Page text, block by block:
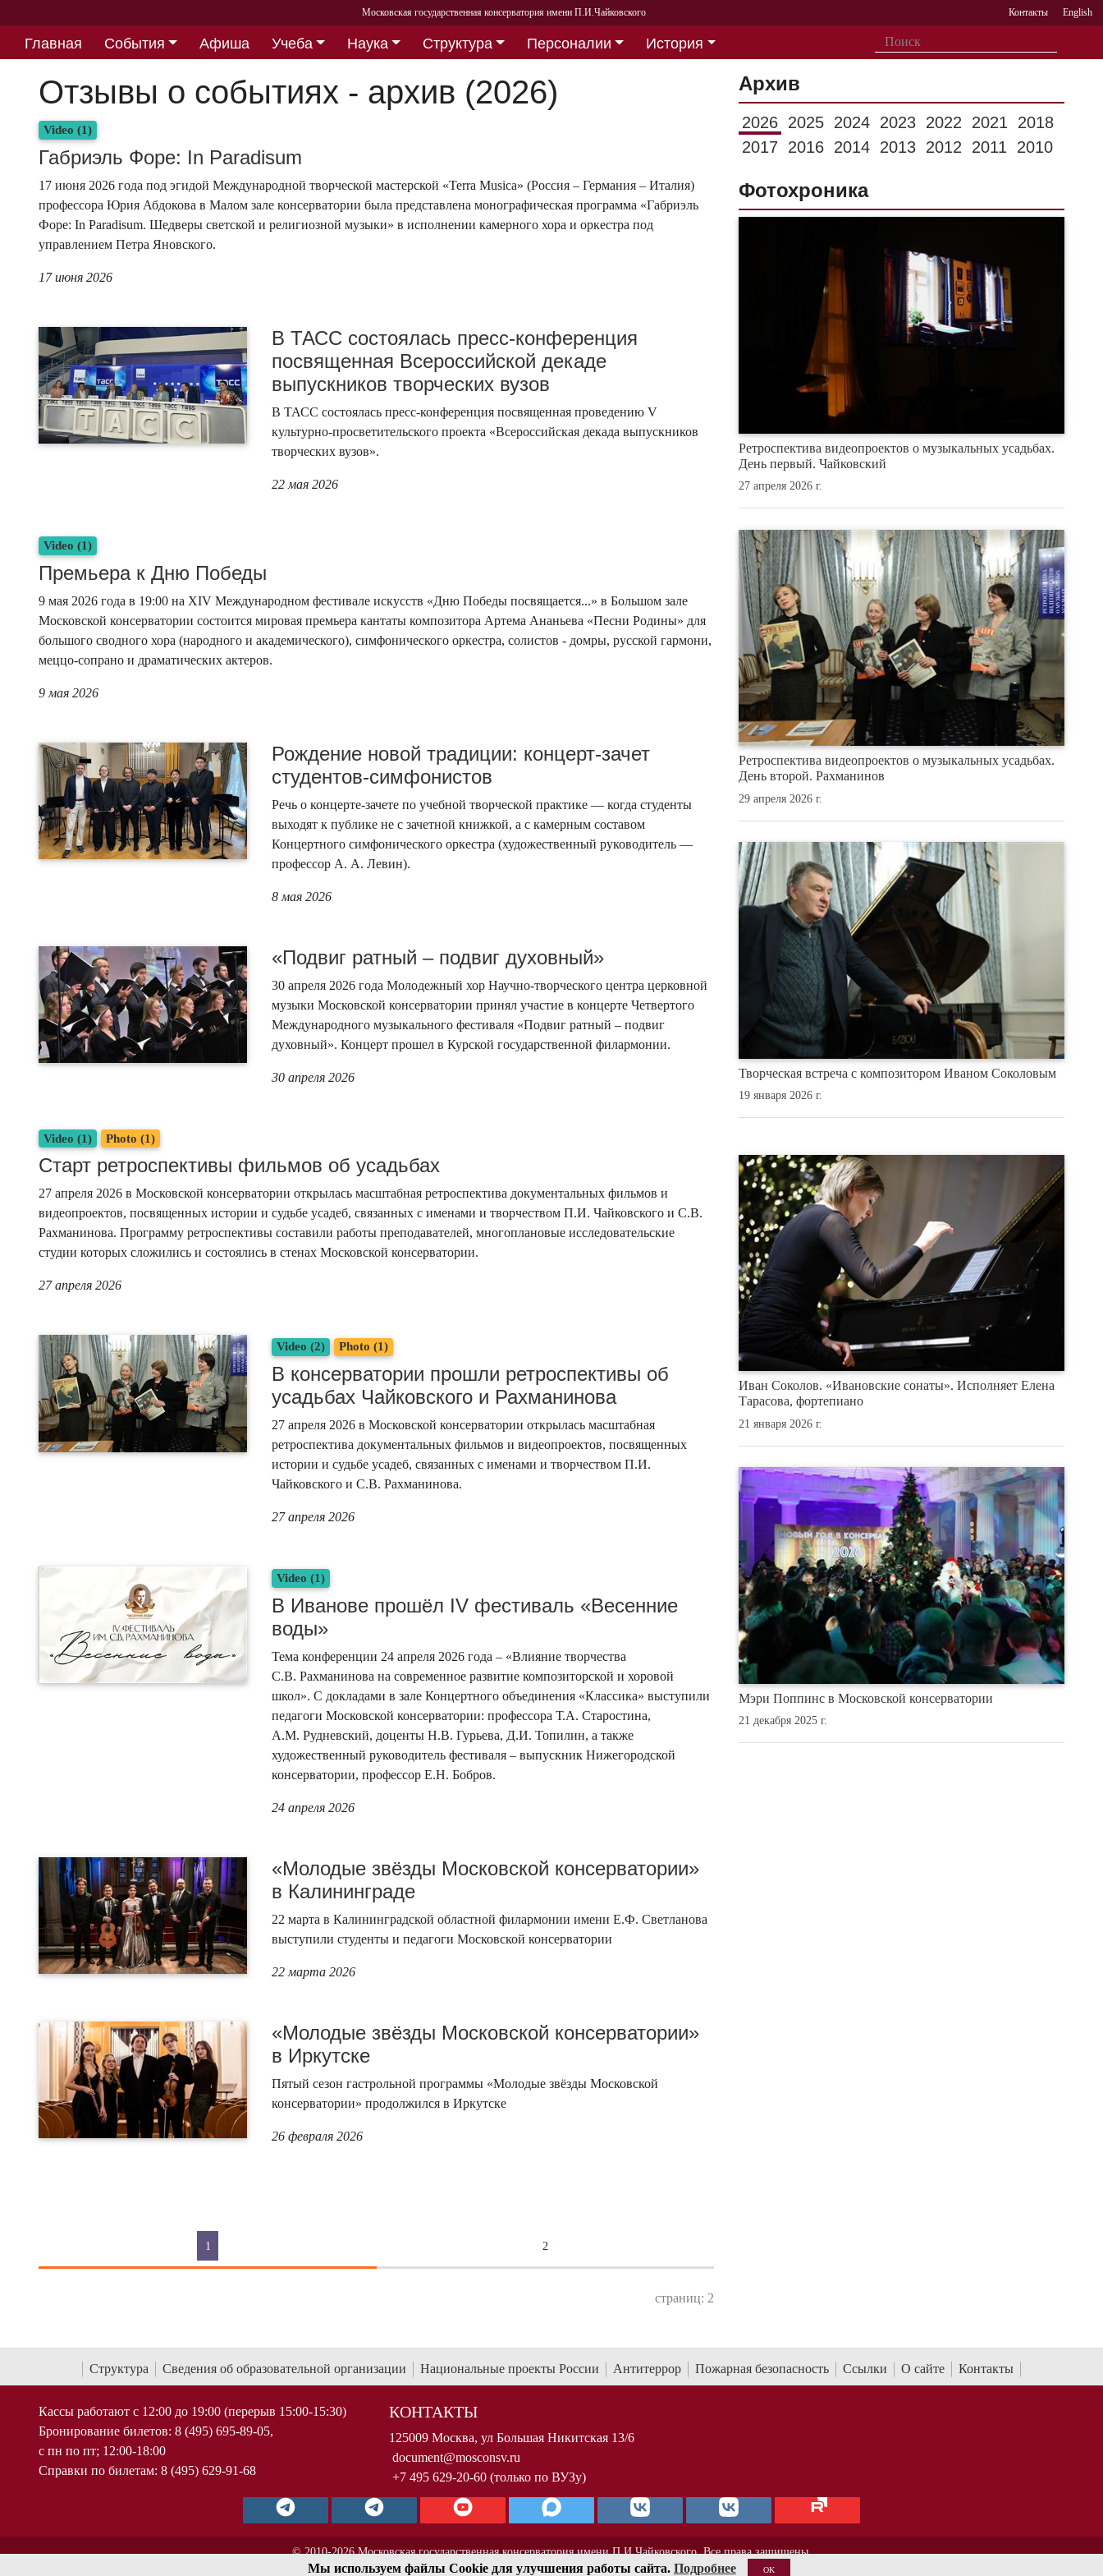
Московская государственная консерватория имени П.И.Чайковского Контакты English
Главная События Афиша Учеба Наука Структура Персоналии
История
Отзывы о событиях - архив (2026)
Video (1)
Габриэль Форе: In Paradisum
17 июня 2026 года под эгидой Международной творческой мастерской «Terra Musica» (Россия – Германия – Италия)
профессора Юрия Абдокова в Малом зале консерватории была представлена монографическая программа «Габриэль
Форе: In Paradisum. Шедверы светской и религиозной музыки» в исполнении камерного хора и оркестра под
управлением Петра Яновского.
17 июня 2026
В ТАСС состоялась пресс-конференция
посвященная Всероссийской декаде
выпускников творческих вузов
В ТАСС состоялась пресс-конференция посвященная проведению V
культурно-просветительского проекта «Всероссийская декада выпускников
творческих вузов».
22 мая 2026
Video (1)
Премьера к Дню Победы
9 мая 2026 года в 19:00 на XIV Международном фестивале искусств «Дню Победы посвящается...» в Большом зале
Московской консерватории состоится мировая премьера кантаты композитора Артема Ананьева «Песни Родины» для
большого сводного хора (народного и академического), симфонического оркестра, солистов - домры, русской гармони,
меццо-сопрано и драматических актеров.
9 мая 2026
Рождение новой традиции: концерт-зачет
студентов-симфонистов
Речь о концерте-зачете по учебной творческой практике — когда студенты
выходят к публике не с зачетной книжкой, а с камерным составом
Концертного симфонического оркестра (художественный руководитель —
профессор А. А. Левин).
8 мая 2026
«Подвиг ратный – подвиг духовный»
30 апреля 2026 года Молодежный хор Научно-творческого центра церковной
музыки Московской консерватории принял участие в концерте Четвертого
Международного музыкального фестиваля «Подвиг ратный – подвиг
духовный». Концерт прошел в Курской государственной филармонии.
30 апреля 2026
Video (1) Photo (1)
Старт ретроспективы фильмов об усадьбах
27 апреля 2026 в Московской консерватории открылась масштабная ретроспектива документальных фильмов и
видеопроектов, посвященных истории и судьбе усадеб, связанных с именами и творчеством П.И. Чайковского и С.В.
Рахманинова. Программу ретроспективы составили работы преподавателей, многоплановые исследовательские
студии которых сложились и состоялись в стенах Московской консерватории.
27 апреля 2026
Video (2) Photo (1)
В консерватории прошли ретроспективы об
усадьбах Чайковского и Рахманинова
27 апреля 2026 в Московской консерватории открылась масштабная
ретроспектива документальных фильмов и видеопроектов, посвященных
истории и судьбе усадеб, связанных с именами и творчеством П.И.
Чайковского и С.В. Рахманинова.
27 апреля 2026
Video (1)
В Иванове прошёл IV фестиваль «Весенние
воды»
Тема конференции 24 апреля 2026 года – «Влияние творчества
С.В. Рахманинова на современное развитие композиторской и хоровой
школ». С докладами в зале Концертного объединения «Классика» выступили
педагоги Московской консерватории: профессора Т.А. Старостина,
А.М. Рудневский, доценты Н.В. Гурьева, Д.И. Топилин, а также
художественный руководитель фестиваля – выпускник Нижегородской
консерватории, профессор Е.Н. Бобров.
24 апреля 2026
«Молодые звёзды Московской консерватории»
в Калининграде
22 марта в Калининградской областной филармонии имени Е.Ф. Светланова
выступили студенты и педагоги Московской консерватории
22 марта 2026
«Молодые звёзды Московской консерватории»
в Иркутске
Пятый сезон гастрольной программы «Молодые звёзды Московской
консерватории» продолжился в Иркутске
26 февраля 2026
1 2
страниц: 2
Архив
2026 2025 2024 2023 2022 2021
2018
2017 2016 2014 2013 2012 2011 2010
Фотохроника
Ретроспектива видеопроектов о музыкальных усадьбах.
День первый. Чайковский
27 апреля 2026 г.
Ретроспектива видеопроектов о музыкальных усадьбах.
День второй. Рахманинов
29 апреля 2026 г.
Творческая встреча с композитором Иваном Соколовым
19 января 2026 г.
Иван Соколов. «Ивановские сонаты». Исполняет Елена
Тарасова, фортепиано
21 января 2026 г.
Мэри Поппинс в Московской консерватории
21 декабря 2025 г.
Структура Сведения об образовательной организации Национальные проекты России Антитеррор Пожарная безопасность Ссылки О сайте Контакты
Кассы работают с 12:00 до 19:00 (перерыв 15:00-15:30)
Бронирование билетов: 8 (495) 695-89-05,
с пн по пт; 12:00-18:00
Справки по билетам: 8 (495) 629-91-68
КОНТАКТЫ
125009 Москва, ул Большая Никитская 13/6
document@mosconsv.ru
+7 495 629-20-60 (только по ВУЗу)
© 2010-2026 Московская государственная консерватория имени П.И.Чайковского. Все права защищены.
Мы используем файлы Cookie для улучшения работы сайта. Подробнее OK